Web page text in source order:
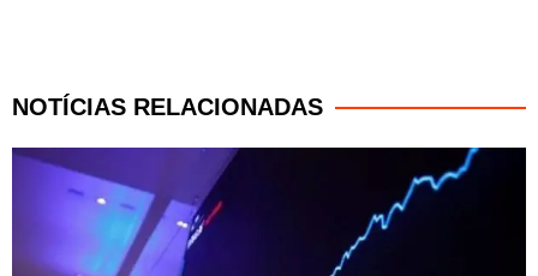
NOTÍCIAS RELACIONADAS